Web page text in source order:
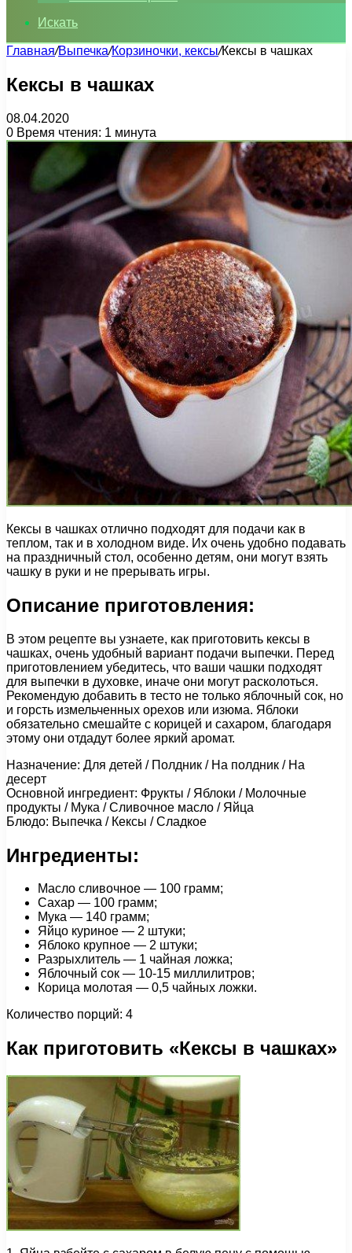
Искать
Главная/Выпечка/Корзиночки, кексы/Кексы в чашках
Кексы в чашках
08.04.2020
0 Время чтения: 1 минута
Кексы в чашках отлично подходят для подачи как в
теплом, так и в холодном виде. Их очень удобно подавать
на праздничный стол, особенно детям, они могут взять
чашку в руки и не прерывать игры.
Описание приготовления:
В этом рецепте вы узнаете, как приготовить кексы в
чашках, очень удобный вариант подачи выпечки. Перед
приготовлением убедитесь, что ваши чашки подходят
для выпечки в духовке, иначе они могут расколоться.
Рекомендую добавить в тесто не только яблочный сок, но
и горсть измельченных орехов или изюма. Яблоки
обязательно смешайте с корицей и сахаром, благодаря
этому они отдадут более яркий аромат.
Назначение: Для детей / Полдник / На полдник / На
десерт
Основной ингредиент: Фрукты / Яблоки / Молочные
продукты / Мука / Сливочное масло / Яйца
Блюдо: Выпечка / Кексы / Сладкое
Ингредиенты:
Масло сливочное — 100 грамм;
Сахар — 100 грамм;
Мука — 140 грамм;
Яйцо куриное — 2 штуки;
Яблоко крупное — 2 штуки;
Разрыхлитель — 1 чайная ложка;
Яблочный сок — 10-15 миллилитров;
Корица молотая — 0,5 чайных ложки.
Количество порций: 4
Как приготовить «Кексы в чашках»